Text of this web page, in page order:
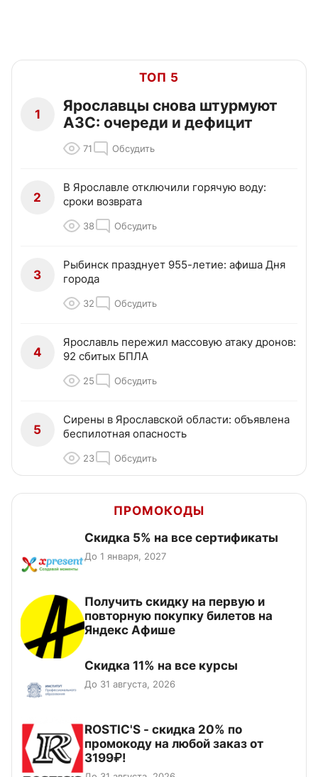
ТОП 5
1
Ярославцы снова штурмуют
АЗС: очереди и дефицит
71 Обсудить
2
В Ярославле отключили горячую воду:
сроки возврата
38 Обсудить
3
Рыбинск празднует 955-летие: афиша Дня
города
32 Обсудить
4
Ярославль пережил массовую атаку дронов:
92 сбитых БПЛА
25 Обсудить
5
Сирены в Ярославской области: объявлена
беспилотная опасность
23 Обсудить
ПРОМОКОДЫ
Скидка 5% на все сертификаты
До 1 января, 2027
Получить скидку на первую и
повторную покупку билетов на
Яндекс Афише
Скидка 11% на все курсы
До 31 августа, 2026
ROSTIC'S - скидка 20% по
промокоду на любой заказ от
3199₽!